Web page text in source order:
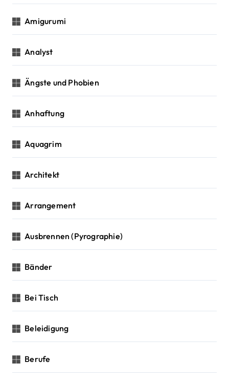
Amigurumi
Analyst
Ängste und Phobien
Anhaftung
Aquagrim
Architekt
Arrangement
Ausbrennen (Pyrographie)
Bänder
Bei Tisch
Beleidigung
Berufe